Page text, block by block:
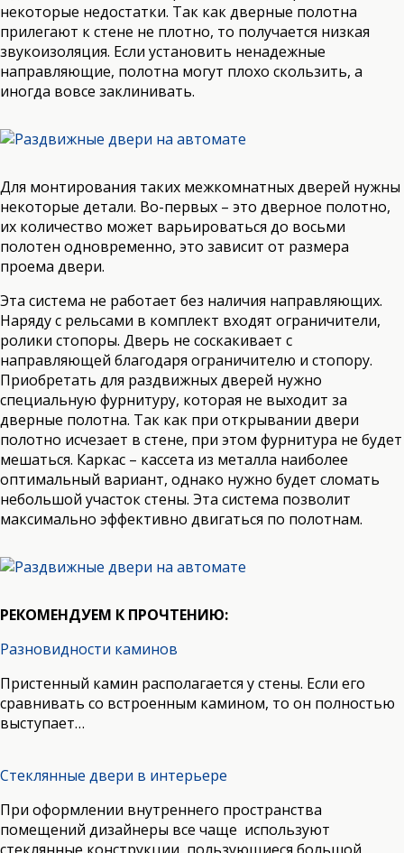
некоторые недостатки. Так как дверные полотна
прилегают к стене не плотно, то получается низкая
звукоизоляция. Если установить ненадежные
направляющие, полотна могут плохо скользить, а
иногда вовсе заклинивать.
Для монтирования таких межкомнатных дверей нужны
некоторые детали. Во-первых – это дверное полотно,
их количество может варьироваться до восьми
полотен одновременно, это зависит от размера
проема двери.
Эта система не работает без наличия направляющих.
Наряду с рельсами в комплект входят ограничители,
ролики стопоры. Дверь не соскакивает с
направляющей благодаря ограничителю и стопору.
Приобретать для раздвижных дверей нужно
специальную фурнитуру, которая не выходит за
дверные полотна. Так как при открывании двери
полотно исчезает в стене, при этом фурнитура не будет
мешаться. Каркас – кассета из металла наиболее
оптимальный вариант, однако нужно будет сломать
небольшой участок стены. Эта система позволит
максимально эффективно двигаться по полотнам.
РЕКОМЕНДУЕМ К ПРОЧТЕНИЮ:
Разновидности каминов
Пристенный камин располагается у стены. Если его
сравнивать со встроенным камином, то он полностью
выступает…
Стеклянные двери в интерьере
При оформлении внутреннего пространства
помещений дизайнеры все чаще используют